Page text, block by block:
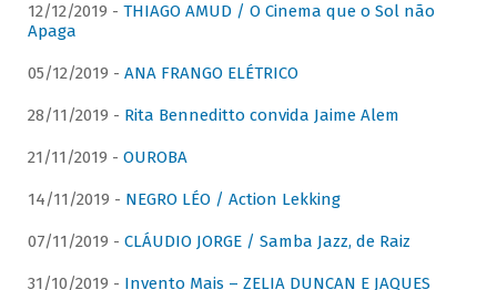
12/12/2019 - THIAGO AMUD / O Cinema que o Sol não
Apaga
05/12/2019 - ANA FRANGO ELÉTRICO
28/11/2019 - Rita Benneditto convida Jaime Alem
21/11/2019 - OUROBA
14/11/2019 - NEGRO LÉO / Action Lekking
07/11/2019 - CLÁUDIO JORGE / Samba Jazz, de Raiz
31/10/2019 - Invento Mais – ZELIA DUNCAN E JAQUES